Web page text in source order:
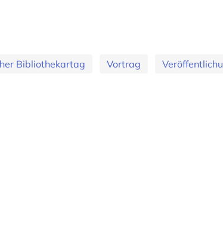
Bibliothekartag Vortrag